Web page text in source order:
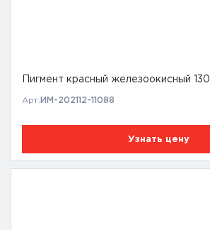
Пигмент красный железоокисный 130
Арт: ИМ-202112-11088
Узнать цену